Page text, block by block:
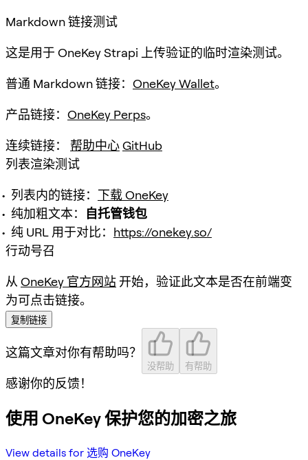
Markdown 链接测试
这是用于 OneKey Strapi 上传验证的临时渲染测试。
普通 Markdown 链接： OneKey Wallet。
产品链接： OneKey Perps。
连续链接： 帮助中心GitHub
列表渲染测试
列表内的链接： 下载 OneKey
纯加粗文本：
自托管钱包
纯 URL 用于对比： https://onekey.so/
行动号召
从 OneKey 官方网站 开始，验证此文本是否在前端变
为可点击链接。
复制链接
这篇文章对你有帮助吗？
没帮助 有帮助
感谢你的反馈！
使用 OneKey 保护您的加密之旅
View details for 选购 OneKey